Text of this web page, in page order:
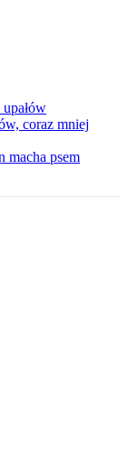
coraz mniej
macha psem